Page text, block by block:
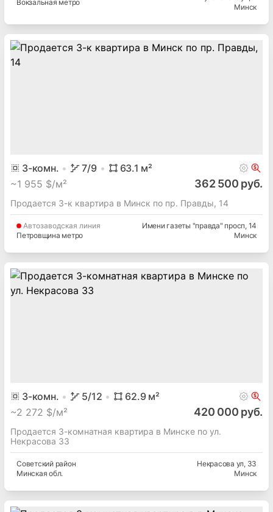
Вокзальная метро
Минск
3-комн. 7/9 63.1 м²
~1 955 $/м² 362 500 руб.
Продается 3-к квартира в Минск по пр. Правды, 14
Автозаводская линия
Петровщина метро
Имени газеты "правда" просп, 14
Минск
3-комн. 5/12 62.9м²
~2 272 $/м² 420 000 руб.
Продается 3-комнатная квартира в Минске по ул.
Некрасова 33
Советский район
Минская обл.
Некрасова ул, 33
Минск